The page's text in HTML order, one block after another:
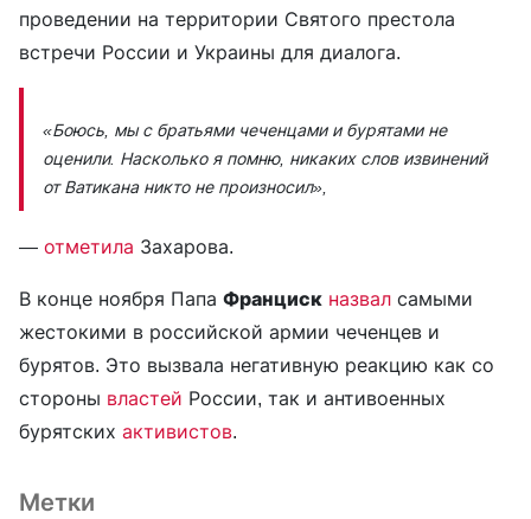
проведении на территории Святого престола
встречи России и Украины для диалога.
«Боюсь, мы с братьями чеченцами и бурятами не
оценили. Насколько я помню, никаких слов извинений
от Ватикана никто не произносил»,
— отметила Захарова.
В конце ноября Папа Франциск назвал самыми
жестокими в российской армии чеченцев и
бурятов. Это вызвала негативную реакцию как со
стороны властей России, так и антивоенных
бурятских активистов.
Метки